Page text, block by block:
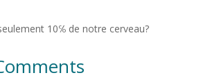
10℅ de notre cerveau?